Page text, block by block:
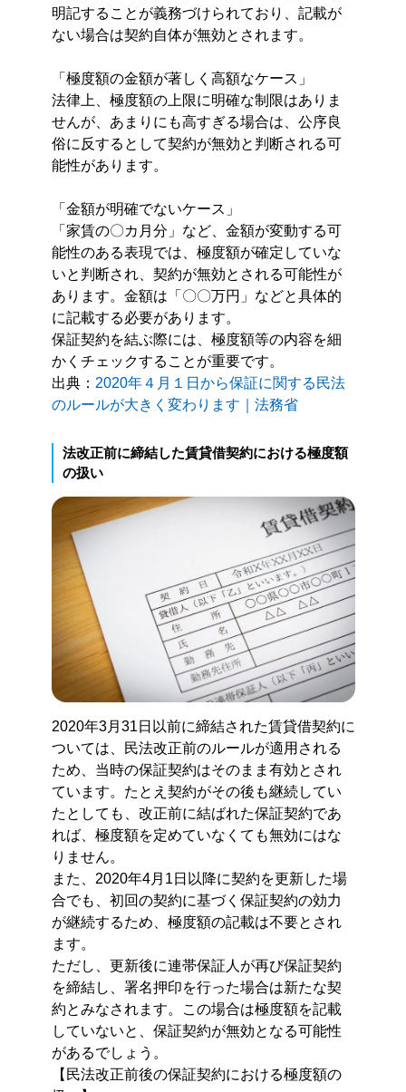
明記することが義務づけられており、記載が
ない場合は契約自体が無効とされます。
「極度額の金額が著しく高額なケース」
法律上、極度額の上限に明確な制限はありま
せんが、あまりにも高すぎる場合は、公序良
俗に反するとして契約が無効と判断される可
能性があります。
「金額が明確でないケース」
「家賃の〇カ月分」など、金額が変動する可
能性のある表現では、極度額が確定していな
いと判断され、契約が無効とされる可能性が
あります。金額は「〇〇万円」などと具体的
に記載する必要があります。
保証契約を結ぶ際には、極度額等の内容を細
かくチェックすることが重要です。
出典： 2020年４月１日から保証に関する民法
のルールが大きく変わります｜法務省
法改正前に締結した賃貸借契約における極度額
の扱い
2020年3月31日以前に締結された賃貸借契約に
ついては、民法改正前のルールが適用される
ため、当時の保証契約はそのまま有効とされ
ています。たとえ契約がその後も継続してい
たとしても、改正前に結ばれた保証契約であ
れば、極度額を定めていなくても無効にはな
りません。
また、2020年4月1日以降に契約を更新した場
合でも、初回の契約に基づく保証契約の効力
が継続するため、極度額の記載は不要とされ
ます。
ただし、更新後に連帯保証人が再び保証契約
を締結し、署名押印を行った場合は新たな契
約とみなされます。この場合は極度額を記載
していないと、保証契約が無効となる可能性
があるでしょう。
【民法改正前後の保証契約における極度額の